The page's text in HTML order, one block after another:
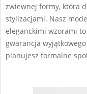
zwiewnej formy, która
stylizacjami. Nasz
eleganckimi wzorami
gwarancja
planujesz formalne